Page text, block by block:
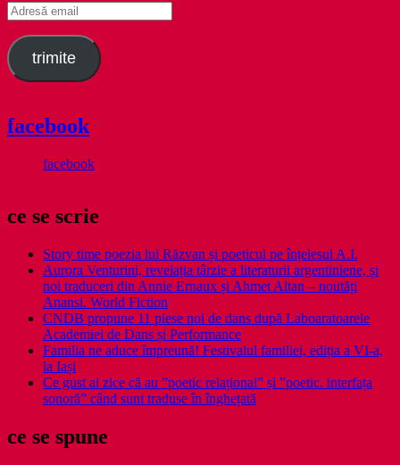
Adresă
email
trimite
facebook
facebook
ce se scrie
Story time poezia lui Răzvan și poeticul pe înțelesul A.I.
Aurora Venturini, revelația târzie a literaturii argentiniene, și
noi traduceri din Annie Ernaux și Ahmet Altan – noutăți
Anansi. World Fiction
CNDB propune 11 piese noi de dans după Laboaratoarele
Academiei de Dans și Performance
Familia ne aduce împreună! Festivalul familiei, ediția a VI-a,
la Iași
Ce gust ai zice că au ”poetic relațional” și ”poetic. interfața
sonoră” când sunt traduse în înghețată
ce se spune